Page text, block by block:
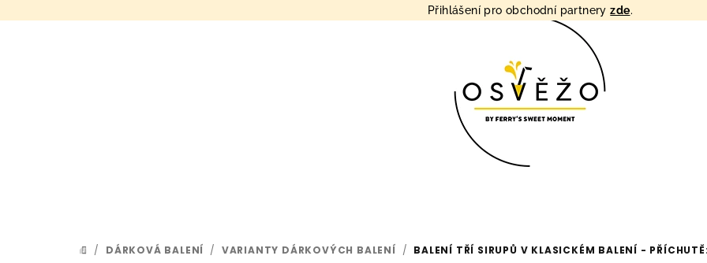
Přihlášení pro obchodní partneryzde.
DOMŮ
/ DÁRKOVÁ BALENÍ / VARIANTY DÁRKOVÝCH BALENÍ / BALENÍ TŘÍ SIRUPŮ V KLASICKÉM BALENÍ -